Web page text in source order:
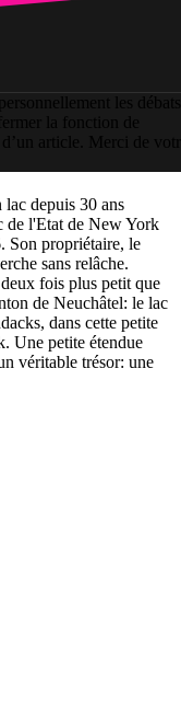
les débats
la fonction de
article. Merci de
depuis 30 ans
de l'Etat de New York
Son propriétaire, le
sans relâche.
fois plus petit que
de Neuchâtel: le lac
dans cette petite
Une petite étendue
véritable trésor: une